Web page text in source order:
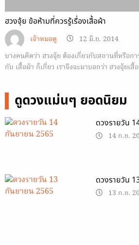
ฮวงจุ้ย ข้อห้ามที่ควรรู้เรื่องเสื้อผ้า
เจ้าหมอดู
12 มิ.ย. 2014
บางคนคิดว่า ฮวงจุ้ย ต้องเกี่ยวกับสถานที่หรือก
กับ เสื้อผ้า ก็เกี่ยว เราจึงจะมาบอกว่า ฮวงจุ้ยเสื้
ดูดวงแม่นๆ ยอดนิยม
ดวงรายวัน
14 ก.ย.
ดวงรายวัน
13 ก.ย.